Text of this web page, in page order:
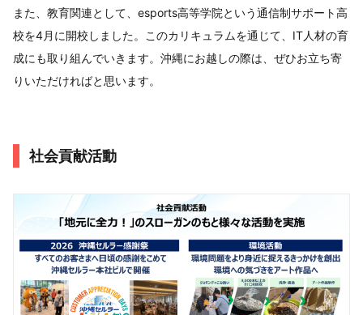
また、教育関連として、esports高等学院という通信制サポート高
校を4月に開校しました。このカリキュラムを通じて、IT人材の育
成にも取り組んでいきます。沖縄にお越しの際は、ぜひお立ち寄
りいただければと思います。
社会貢献活動